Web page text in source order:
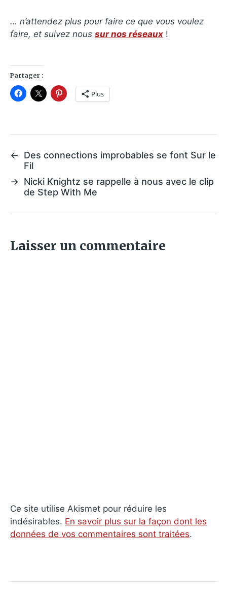
… n’attendez plus pour faire ce que vous voulez
faire, et suivez nous sur nos réseaux !
Partager :
Plus
←
Des connections improbables se font Sur le
Fil
→ Nicki Knightz se rappelle à nous avec le clip
de Step With Me
Laisser un commentaire
Ce site utilise Akismet pour réduire les
indésirables. En savoir plus sur la façon dont les
données de vos commentaires sont traitées.